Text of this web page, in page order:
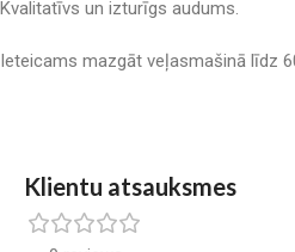
Kvalitatīvs un izturīgs audums.
Ieteicams mazgāt veļasmašinā līdz
Klientu atsauksmes